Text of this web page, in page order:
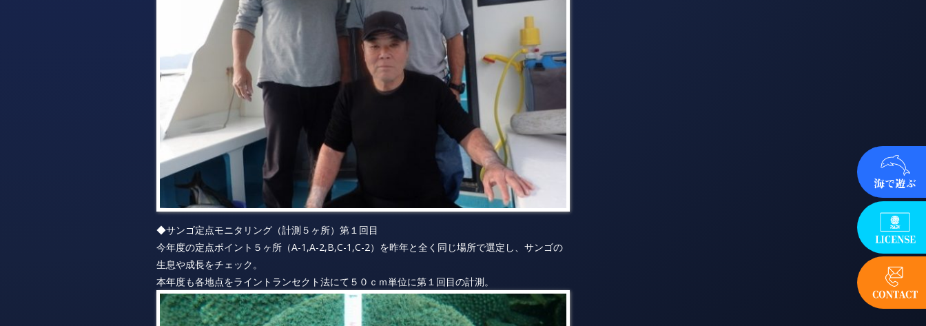
◆サンゴ定点モニタリング（計測５ヶ所）第１回目
今年度の定点ポイント５ヶ所（A-1,A-2,B,C-1,C-2）を昨年と全く同じ場所で選定し、サンゴの
生息や成長をチェック。
本年度も各地点をライントランセクト法にて５０ｃｍ単位に第１回目の計測。